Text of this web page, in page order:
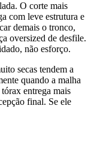
O corte mais
com leve estrutura e
demais o tronco,
oversized de desfile.
não esforço.
secas tendem a
quando a malha
entrega mais
final. Se ele